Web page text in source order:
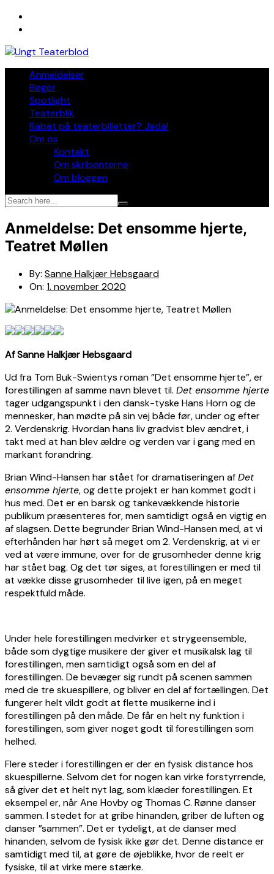
Skip
Anmeldelser
Bøger
Spotlight
Teaterblik
Rabat på teaterbilletter? Jada!
Om os
Kontakt
Om skribenterne
Om bloggen
Anmeldelse: Det ensomme hjerte,
Teatret Møllen
By: Sanne Halkjær Hebsgaard
On: 1. november 2020
Af Sanne Halkjær Hebsgaard
Ud fra Tom Buk-Swientys roman ”Det ensomme hjerte”, er
forestillingen af samme navn blevet til. Det ensomme hjerte
tager udgangspunkt i den dansk-tyske Hans Horn og de
mennesker, han mødte på sin vej både før, under og efter
2. Verdenskrig. Hvordan hans liv gradvist blev ændret, i
takt med at han blev ældre og verden var i gang med en
markant forandring.
Brian Wind-Hansen har stået for dramatiseringen afDet
ensomme hjerte, og dette projekt er han kommet godt i
hus med. Det er en barsk og tankevækkende historie
publikum præsenteres for, men samtidigt også en vigtig en
af slagsen. Dette begrunder Brian Wind-Hansen med, at vi
efterhånden har hørt så meget om 2. Verdenskrig, at vi er
ved at være immune, over for de grusomheder denne krig
har stået bag. Og det tør siges, at forestillingen er med til
at vække disse grusomheder til live igen, på en meget
respektfuld måde.
Under hele forestillingen medvirker et strygeensemble,
både som dygtige musikere der giver et musikalsk lag til
forestillingen, men samtidigt også som en del af
forestillingen. De bevæger sig rundt på scenen sammen
med de tre skuespillere, og bliver en del af fortællingen. Det
fungerer helt vildt godt at flette musikerne ind i
forestillingen på den måde. De får en helt ny funktion i
forestillingen, som giver noget godt til forestillingen som
helhed.
Flere steder i forestillingen er der en fysisk distance hos
skuespillerne. Selvom det for nogen kan virke forstyrrende,
så giver det et helt nyt lag, som klæder forestillingen. Et
eksempel er, når Ane Hovby og Thomas C. Rønne danser
sammen. I stedet for at gribe hinanden, griber de luften og
danser ”sammen”. Det er tydeligt, at de danser med
hinanden, selvom de fysisk ikke gør det. Denne distance er
samtidigt med til, at gøre de øjeblikke, hvor de reelt er
fysiske, til at virke mere stærke.